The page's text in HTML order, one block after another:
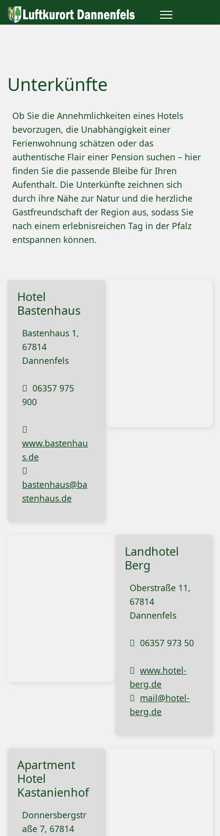
Unterkünfte
Ob Sie die Annehmlichkeiten eines Hotels
bevorzugen, die Unabhängigkeit einer
Ferienwohnung schätzen oder das
authentische Flair einer Pension suchen – hier
finden Sie die passende Bleibe für Ihren
Aufenthalt. Die Unterkünfte zeichnen sich
durch ihre Nähe zur Natur und die herzliche
Gastfreundschaft der Region aus, sodass Sie
nach einem erlebnisreichen Tag in der Pfalz
entspannen können.
Hotel
Bastenhaus
Bastenhaus 1,
67814
Dannenfels
06357 975
900
www.bastenhau
s.de
bastenhaus@ba
stenhaus.de
Landhotel
Berg
Oberstraße 11,
67814
Dannenfels
06357 973 50
www.hotel-
berg.de
mail@hotel-
berg.de
Apartment
Hotel
Kastanienhof
Donnersbergstr
aße 7, 67814